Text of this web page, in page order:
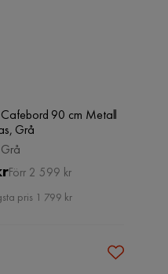
90 cm Metall
Grå
Grå
Pris
Original
Pris
Förr 2 599 kr
pris 1 799 kr